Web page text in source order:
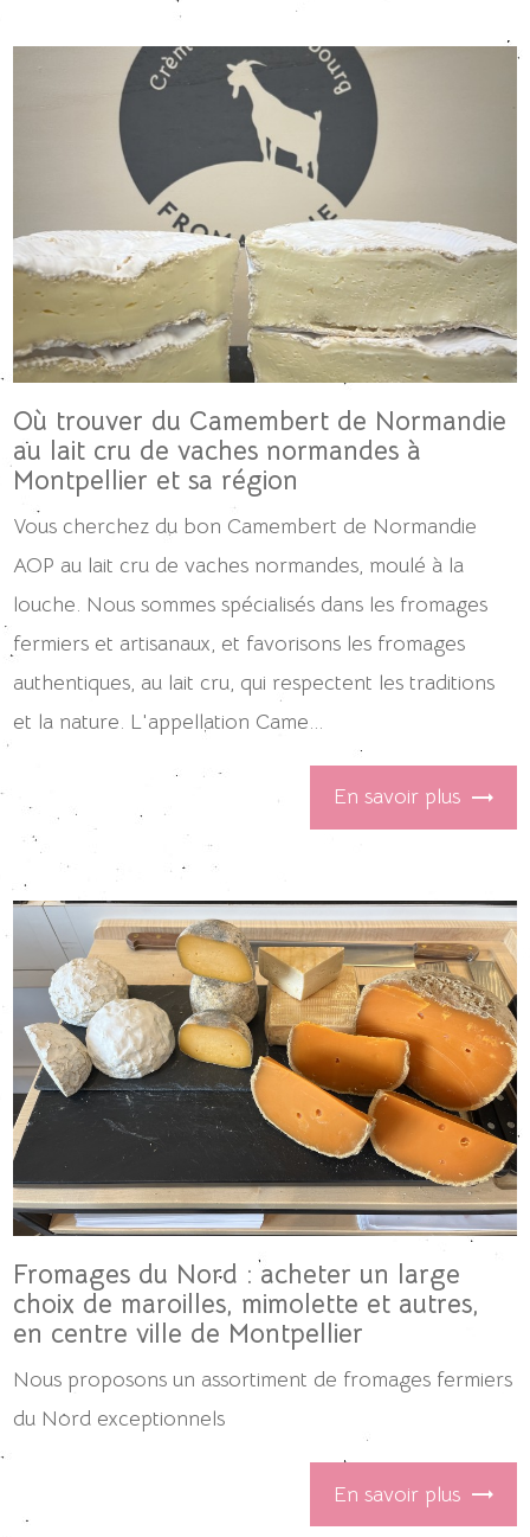
Où trouver du Camembert de Normandie
au lait cru de vaches normandes à
Montpellier et sa région
Vous cherchez du bon Camembert de Normandie
AOP au lait cru de vaches normandes, moulé à la
louche. Nous sommes spécialisés dans les fromages
fermiers et artisanaux, et favorisons les fromages
authentiques, au lait cru, qui respectent les traditions
et la nature. L'appellation Came...
En savoir plus
Fromages du Nord : acheter un large
choix de maroilles, mimolette et autres,
en centre ville de Montpellier
Nous proposons un assortiment de fromages fermiers
du Nord exceptionnels
En savoir plus